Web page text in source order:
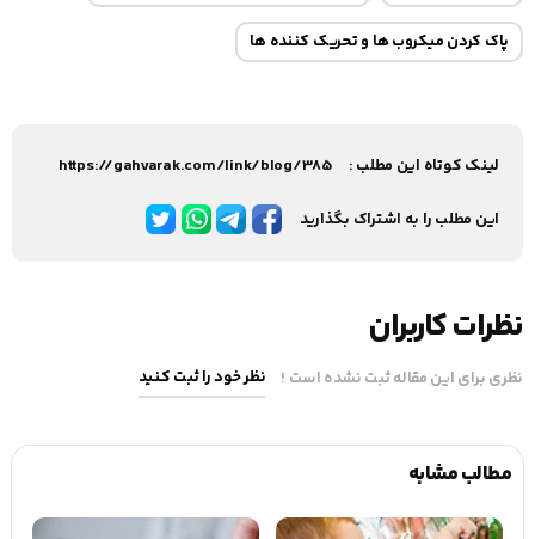
پاک کردن میکروب‌‌‌ ها و تحریک‌‌‌ کننده ‌‌‌ها
لینک کوتاه این مطلب : https://gahvarak.com/link/blog/385
این مطلب را به اشتراک بگذارید
نظرات کاربران
نظری برای این مقاله ثبت نشده است ! نظر خود را ثبت کنید
مطالب مشابه